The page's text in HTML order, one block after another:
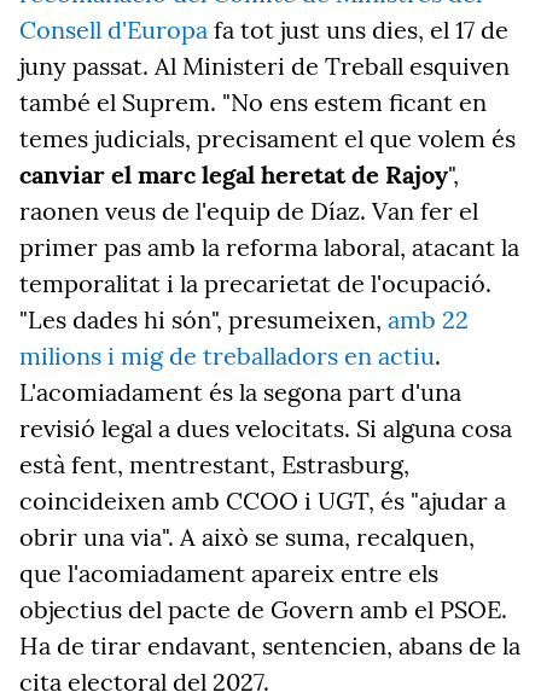
Consell d'Europa fa tot just uns dies, el 17 de
juny passat. Al Ministeri de Treball esquiven
també el Suprem. "No ens estem ficant en
temes judicials, precisament el que volem és
canviar el marc legal heretat de Rajoy",
raonen veus de l'equip de Díaz. Van fer el
primer pas amb la reforma laboral, atacant la
temporalitat i la precarietat de l'ocupació.
"Les dades hi són", presumeixen, amb 22
milions i mig de treballadors en actiu.
L'acomiadament és la segona part d'una
revisió legal a dues velocitats. Si alguna cosa
està fent, mentrestant, Estrasburg,
coincideixen amb CCOO i UGT, és "ajudar a
obrir una via". A això se suma, recalquen,
que l'acomiadament apareix entre els
objectius del pacte de Govern amb el PSOE.
Ha de tirar endavant, sentencien, abans de la
cita electoral del 2027.